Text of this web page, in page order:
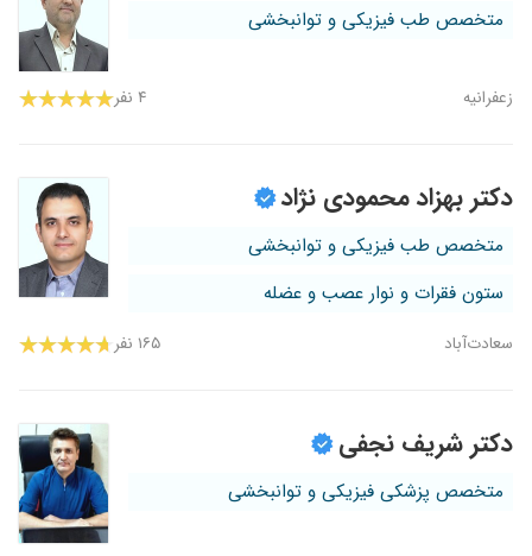
متخصص طب فیزیکی و توانبخشی
زعفرانیه ۴ نفر
دکتر بهزاد محمودی نژاد
متخصص طب فیزیکی و توانبخشی
ستون فقرات و نوار عصب و عضله
سعادت‌آباد ۱۶۵ نفر
دکتر شریف نجفی
متخصص پزشکی فیزیکی و توانبخشی